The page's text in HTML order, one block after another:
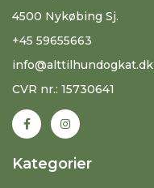
4500 Nykøbing Sj.
+45 59655663
info@alttilhundogkat.dk
CVR nr.: 15730641
Kategorier